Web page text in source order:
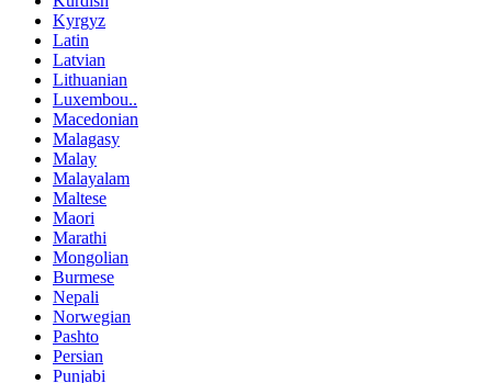
Kyrgyz
Latin
Latvian
Lithuanian
Luxembou..
Macedonian
Malagasy
Malay
Malayalam
Maltese
Maori
Marathi
Mongolian
Burmese
Nepali
Norwegian
Pashto
Persian
Punjabi